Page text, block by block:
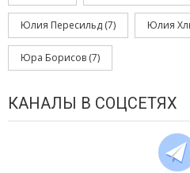
Юлия Пересильд (7) Юлия
Юра Борисов (7)
КАНАЛЫ В СОЦСЕТЯХ